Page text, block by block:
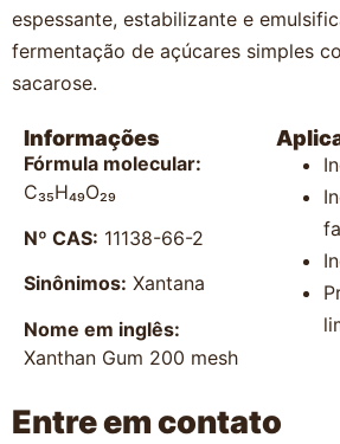
espessante, estabilizante e
fermentação de açúcares simples
sacarose.
Informações
Fórmula molecular:
C₃₅H₄₉O₂₉
Nº CAS: 11138-66-2
Sinônimos: Xantana
Nome em inglês:
Xanthan Gum 200 mesh
Entre em contato